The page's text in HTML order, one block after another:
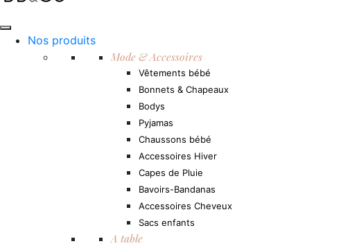
Nos produits
Mode & Accessoires
Vêtements bébé
Bonnets & Chapeaux
Bodys
Pyjamas
Chaussons bébé
Accessoires Hiver
Capes de Pluie
Bavoirs-Bandanas
Accessoires Cheveux
Sacs enfants
A table